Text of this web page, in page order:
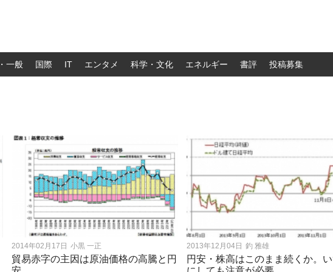
一般 国際 IT エンタメ 科学・文化 エネルギー 書評 投稿募集
2014年02月17日 小黒 一正
貿易赤字の主因は原油価格の高騰と円
2013年12月04日 釣 雅雄
円安・株高はこのまま続くか。